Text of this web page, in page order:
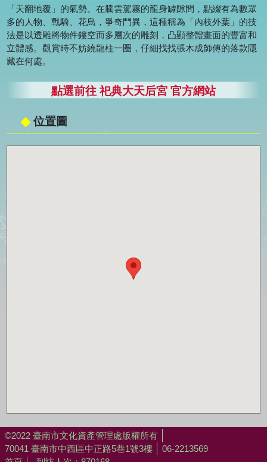
「天翻地覆」的氣勢。在騰雲駕霧的龍身罅隙間，點綴有為數眾
多的人物、戰騎、花鳥，爭奇鬥異，這種稱為「內枝外葉」的技
法是以透雕將物件鏤空而多層次的雕刻，凸顯整體畫面的豐富和
立體感。觀賞時不妨繞龍柱一圈，仔細找找張木成師傅的落款隱
藏在何處。
點選前往 祀典大天后宮 官方網站
位置圖
©2022 臺南市文化資產管理處版權所有
70041 臺南市中西區中正路5巷1號3樓
06-2213569